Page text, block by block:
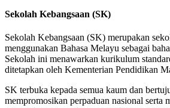
Sekolah Kebangsaan (SK)
Sekolah Kebangsaan (SK) merupakan
menggunakan Bahasa Melayu sebagai
Sekolah ini menawarkan kurikulum
ditetapkan oleh Kementerian Pendidikan
SK terbuka kepada semua kaum dan
mempromosikan perpaduan nasional serta